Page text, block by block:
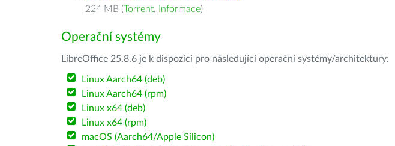
224 MB (Torrent, Informace)
Operační systémy
LibreOffice 25.8.6 je k dispozici pro následující operační systémy/architektury:
Linux Aarch64 (deb)
Linux Aarch64 (rpm)
Linux x64 (deb)
Linux x64 (rpm)
macOS (Aarch64/Apple Silicon)